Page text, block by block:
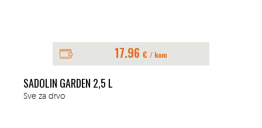
17.96 € / kom
SADOLIN GARDEN 2,5 L
Sve za drvo